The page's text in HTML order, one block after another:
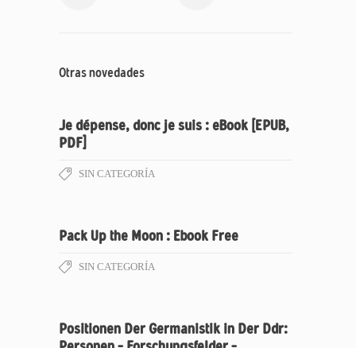
Otras novedades
Je dépense, donc je suis : eBook [EPUB,
PDF]
SIN CATEGORÍA
Pack Up the Moon : Ebook Free
SIN CATEGORÍA
Positionen Der Germanistik in Der Ddr: